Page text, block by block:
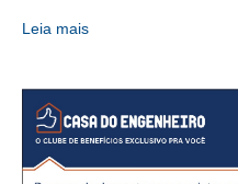
ENGENHEIRO EMPREENDEDOR
PLATAFORMAS GRATUITAS
BENEFÍCIOS
Leia mais